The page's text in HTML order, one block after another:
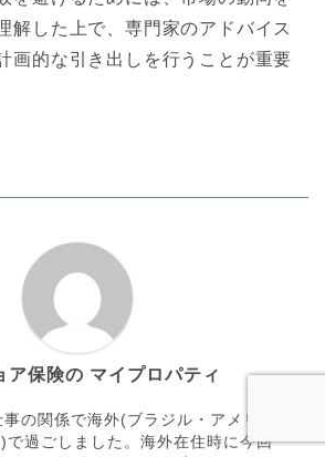
解した上で、専門家のアドバイス
画的な引き出しを行うことが重要
ア保険の マイプロパティ
の関係で海外(ブラジル・アメリ
で過ごしました。海外在住時に今回